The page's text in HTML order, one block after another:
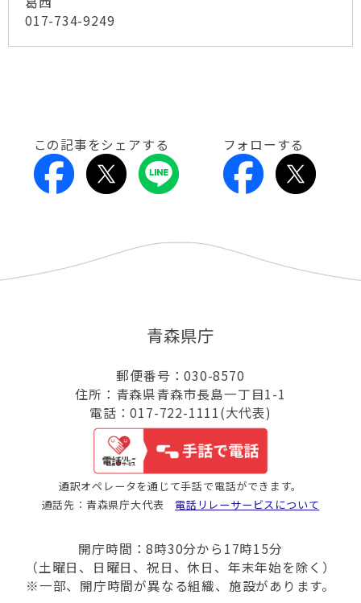
017-734-9249
この記事をシェアする フォローする
青森県庁
郵便番号：030-8570
住所：青森県青森市長島一丁目1-1
電話：017-722-1111(大代表)
通訳オペレータを通じて手話で電話ができます。
通話先：青森県庁大代表 電話リレーサービスについて
開庁時間：8時30分から17時15分
（土曜日、日曜日、祝日、休日、年末年始を除く）
※一部、開庁時間が異なる組織、施設があります。